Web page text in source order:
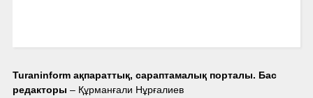
Turaninform ақпараттық, сараптамалық порталы. Бас
редакторы – Құрманғали Нұрғалиев